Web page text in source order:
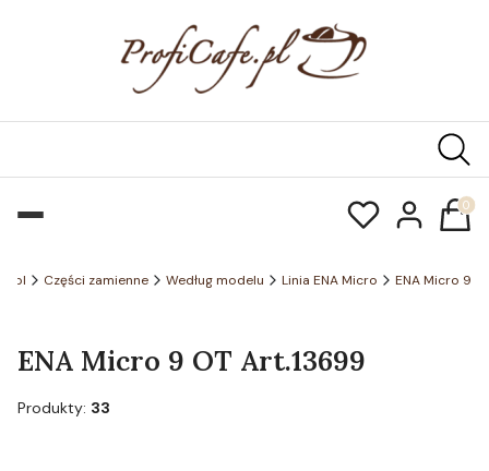
Części zamienne Według modelu Linia ENA Micro ENA Micro 9
ENA Micro 9 OT Art.13699
Produkty: 33